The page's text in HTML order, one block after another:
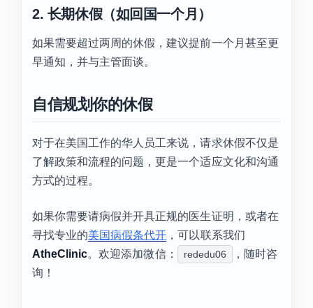
2. 长期休假（如回国一个月）
如果需要超过两周的休假，建议提前一个月甚至更
早通知，并与主管面谈。
自信规划你的休假
对于在美国工作的华人员工来说，请求休假不仅是
了解政策和流程的问题，更是一个适应文化和沟通
方式的过程。
如果你需要请病假并开具正规的医生证明，或者在
寻找专业的美国病假条代开 ，可以联系我们
AtheClinic。欢迎添加微信： rededu06
，随时咨
询！